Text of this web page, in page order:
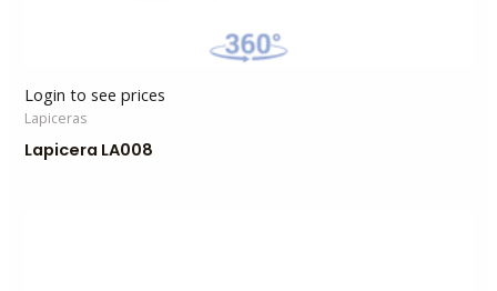
Login to see prices
Lapiceras
Lapicera LA008